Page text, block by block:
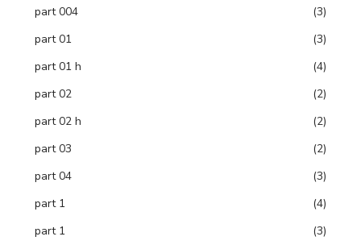
part 004
(3)
part 01
(3)
part 01 h
(4)
part 02
(2)
part 02 h
(2)
part 03
(2)
part 04
(3)
part 1
(4)
part 1
(3)